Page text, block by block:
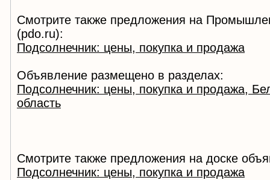
Смотрите также предложения на
(pdo.ru):
Подсолнечник: цены, покупка и продажа
Объявление размещено в разделах:
Подсолнечник: цены, покупка и продажа,
область
Смотрите также предложения на доске
Подсолнечник: цены, покупка и продажа